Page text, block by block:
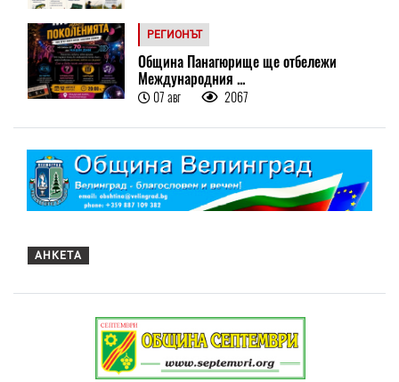
РЕГИОНЪТ
Община Панагюрище ще отбележи
Международния ...
07 авг 2067
АНКЕТА